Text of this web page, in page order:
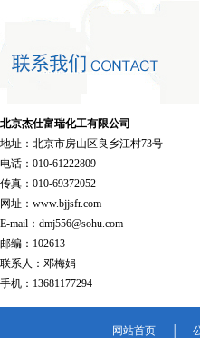
北京杰仕富瑞化工有限公司
地址：北京市房山区良乡江村73号
电话：010-61222809
传真：010-69372052
网址：www.bjjsfr.com
E-mail：dmj556@sohu.com
邮编：102613
联系人：邓梅娟
手机：13681177294
网站首页 │